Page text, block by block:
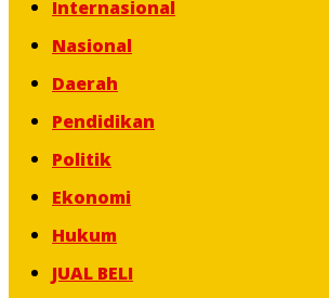
Internasional
Nasional
Daerah
Pendidikan
Politik
Ekonomi
Hukum
JUAL BELI